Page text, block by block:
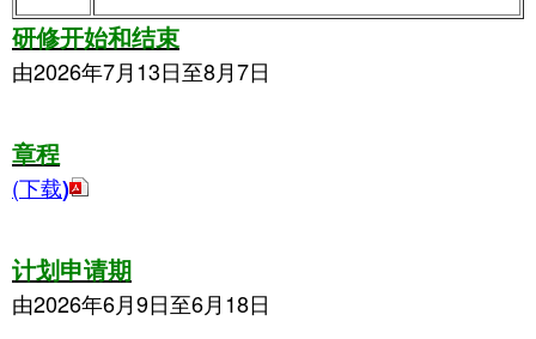
研修开始和结束
由2026年7月13日至8月7日
章程
(下载)
计划申请期
由2026年6月9日至6月18日